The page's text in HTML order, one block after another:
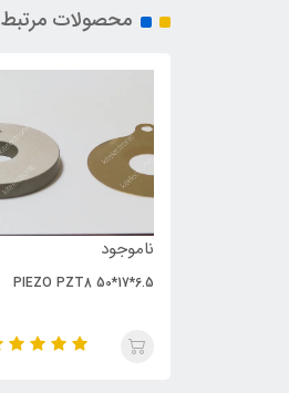
محصولات مرتبط
ناموجود
PIEZO PZT8 50*17*6.5